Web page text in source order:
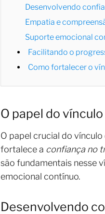
Desenvolvendo
Empatia e
Suporte emocional
Facilitando o
Como fortalecer o
O papel do
O papel crucial do
fortalece a confiança no
são fundamentais nesse
emocional contínuo.
Desenvolvendo